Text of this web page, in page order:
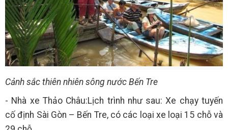
Cảnh sắc thiên nhiên sông nước Bến Tre
- Nhà xe Thảo Châu:Lịch trình như sau: Xe chạy tuyến
cố định Sài Gòn – Bến Tre, có các loại xe loại 15 chỗ và